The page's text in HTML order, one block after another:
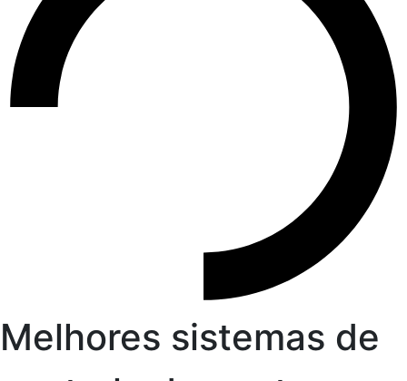
Melhores sistemas de